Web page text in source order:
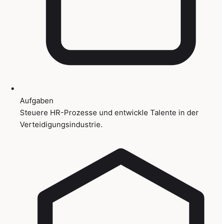
Aufgaben
Steuere HR-Prozesse und entwickle Talente in der
Verteidigungsindustrie.